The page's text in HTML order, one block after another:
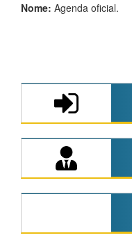
Nome: Agenda oficial.